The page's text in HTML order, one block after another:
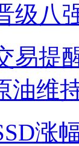
级八
易提
油维
涨